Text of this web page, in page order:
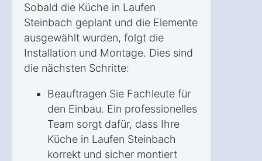
Sobald die Küche in Laufen
Steinbach geplant und die Elemente
ausgewählt wurden, folgt die
Installation und Montage. Dies sind
die nächsten Schritte:
Beauftragen Sie Fachleute für
den Einbau. Ein professionelles
Team sorgt dafür, dass Ihre
Küche in Laufen Steinbach
korrekt und sicher montiert